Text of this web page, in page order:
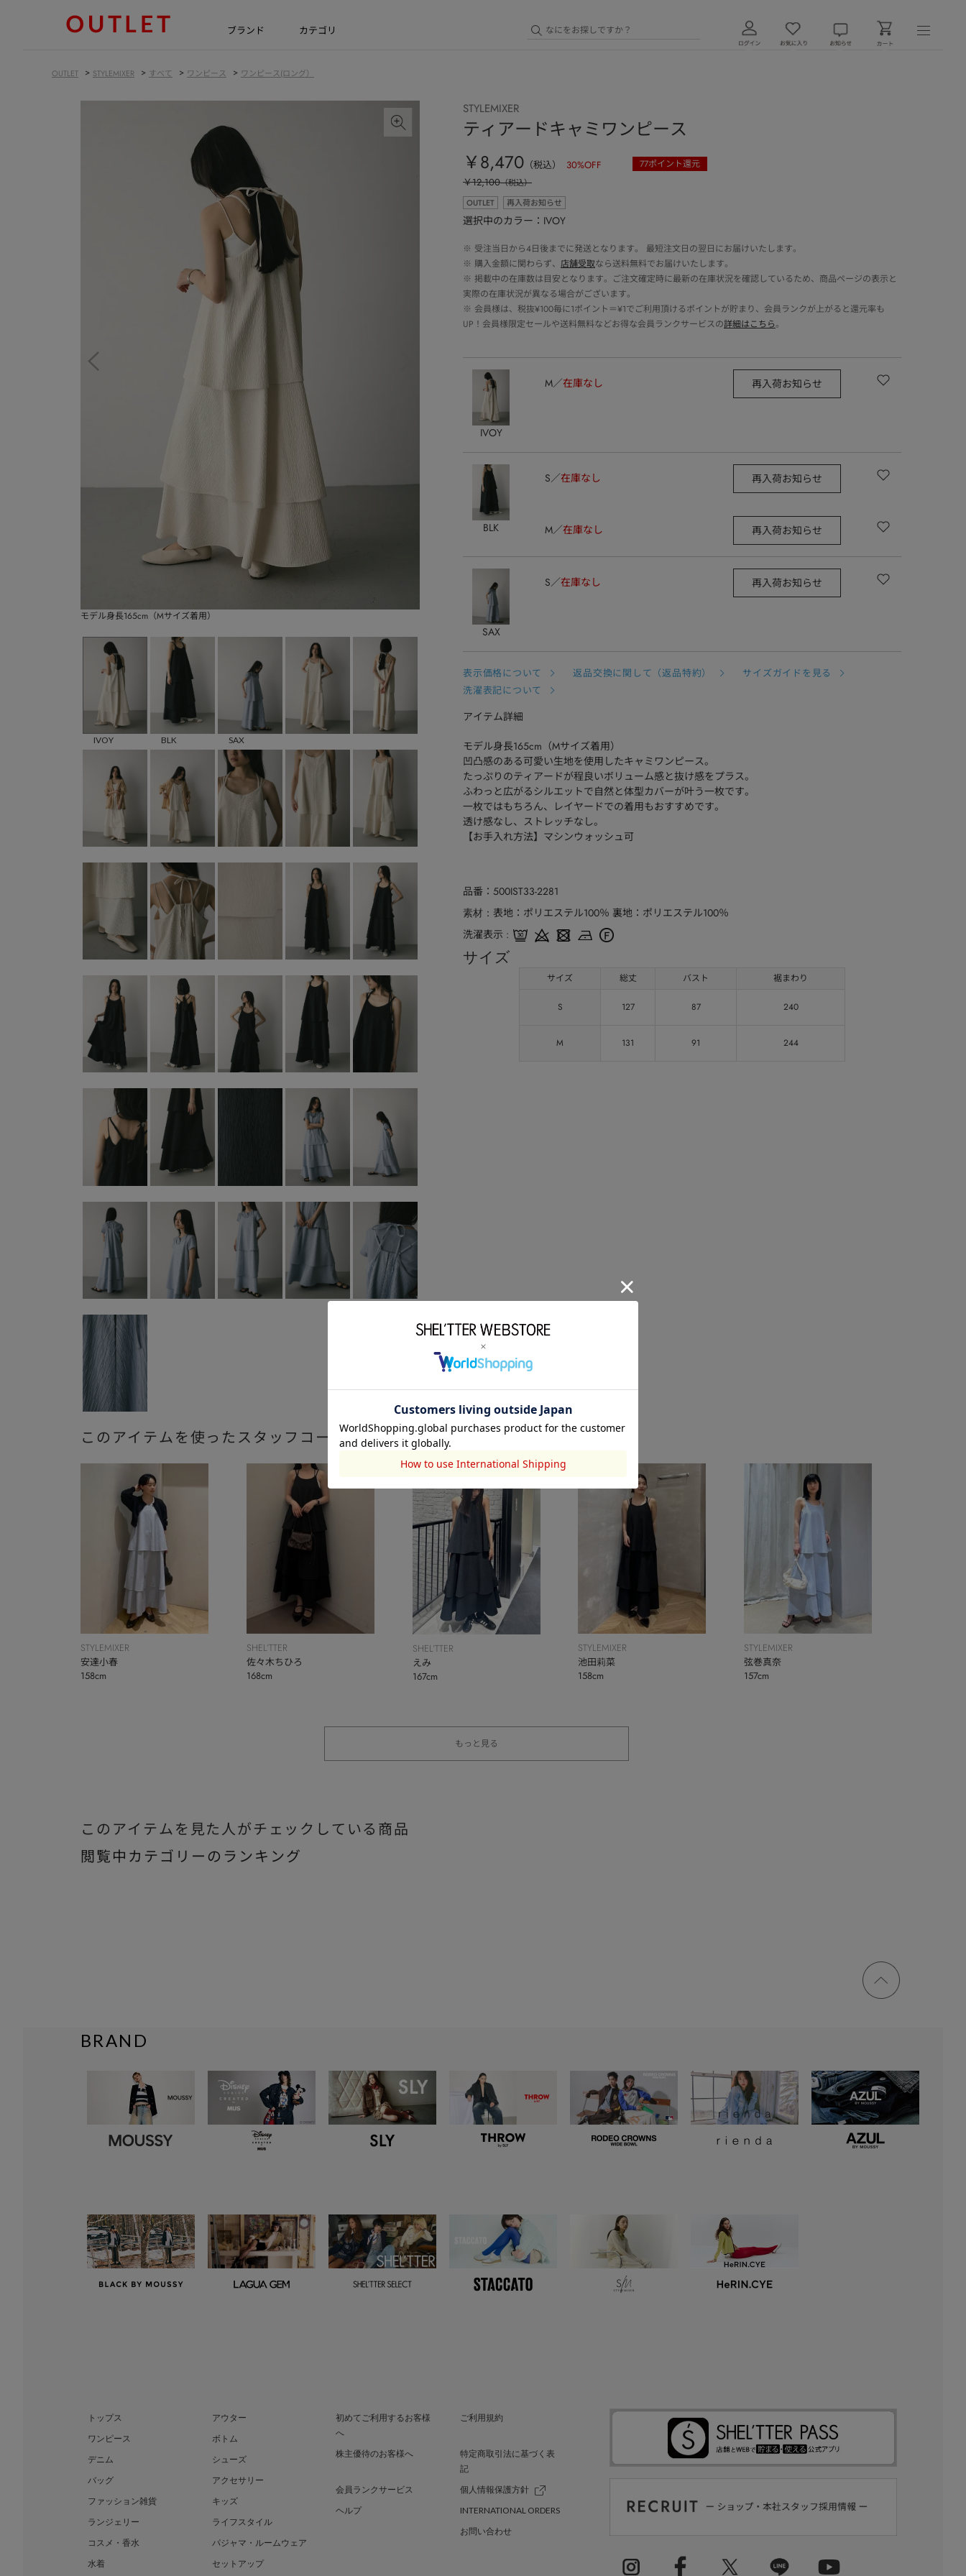
ブランド カテゴリ
OUTLET > STYLEMIXER > すべて > ワンピース > ワンピース(ロング）
モデル身長165cm（Mサイズ着用）
IVOY BLK SAX
STYLEMIXER
ティアードキャミワンピース
￥8,470 （税込） 30%OFF 77ポイント還元
￥12,100（税込）
OUTLET
再入荷お知らせ
選択中のカラー：IVOY
※ 受注当日から4日後までに発送となります。 最短注文日の翌日にお届けいたします。
※ 購入金額に関わらず、 店舗受取なら送料無料でお届けいたします。
※ 掲載中の在庫数は目安となります。ご注文確定時に最新の在庫状況を確認しているため、商品ページの表示と
実際の在庫状況が異なる場合がございます。
※ 会員様は、税抜¥100毎に1ポイント＝¥1でご利用頂けるポイントが貯まり、会員ランクが上がると還元率も
UP！会員様限定セールや送料無料などお得な会員ランクサービスの詳細はこちら。
IVOY
M 在庫なし 再入荷お知らせ
BLK
S 在庫なし 再入荷お知らせ
M 在庫なし 再入荷お知らせ
SAX
S 在庫なし 再入荷お知らせ
表示価格について 返品交換に関して（返品特約）
サイズガイドを見る
洗濯表記について
アイテム詳細
モデル身長165cm（Mサイズ着用）
凹凸感のある可愛い生地を使用したキャミワンピース。
たっぷりのティアードが程良いボリューム感と抜け感をプラス。
ふわっと広がるシルエットで自然と体型カバーが叶う一枚です。
一枚ではもちろん、レイヤードでの着用もおすすめです。
透け感なし、ストレッチなし。
【お手入れ方法】マシンウォッシュ可
品番 500IST33-2281
素材
表地：ポリエステル100％ 裏地：ポリエステル100％
洗濯表示
サイズ
サイズ 総丈 バスト 裾まわり
S 127 87 240
M 131 91 244
このアイテムを使ったスタッフコーディネート
STYLEMIXER
安達小春
158cm
SHEL’TTER
佐々木ちひろ
168cm
SHEL’TTER
えみ
167cm
STYLEMIXER
池田莉菜
158cm
STYLEMIXER
弦巻真奈
157cm
もっと見る
このアイテムを見た人がチェックしている商品
閲覧中カテゴリーのランキング
ページ
トップ
BRAND
トップス
アウター
ワンピース
ボトム
デニム
シューズ
バッグ
アクセサリー
ファッション雑貨
キッズ
ランジェリー
ライフスタイル
コスメ・香水
パジャマ・ルームウェア
水着
セットアップ
初めてご利用するお客様
へ
ご利用規約
株主優待のお客様へ
特定商取引法に基づく表
記
会員ランクサービス
個人情報保護方針
ヘルプ
INTERNATIONAL ORDERS
お問い合わせ